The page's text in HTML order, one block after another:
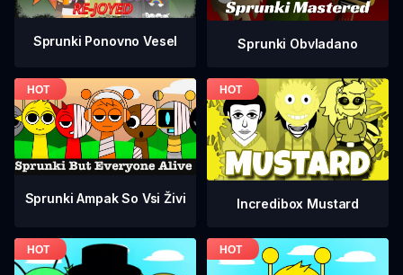
Sprunki Ponovno Vesel Sprunki Obvladano
Sprunki Ampak So Vsi Živi Incredibox Mustard